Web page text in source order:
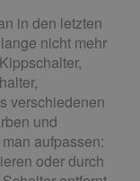
in den letzten
nicht mehr
verschiedenen
und
aufpassen:
oder durch